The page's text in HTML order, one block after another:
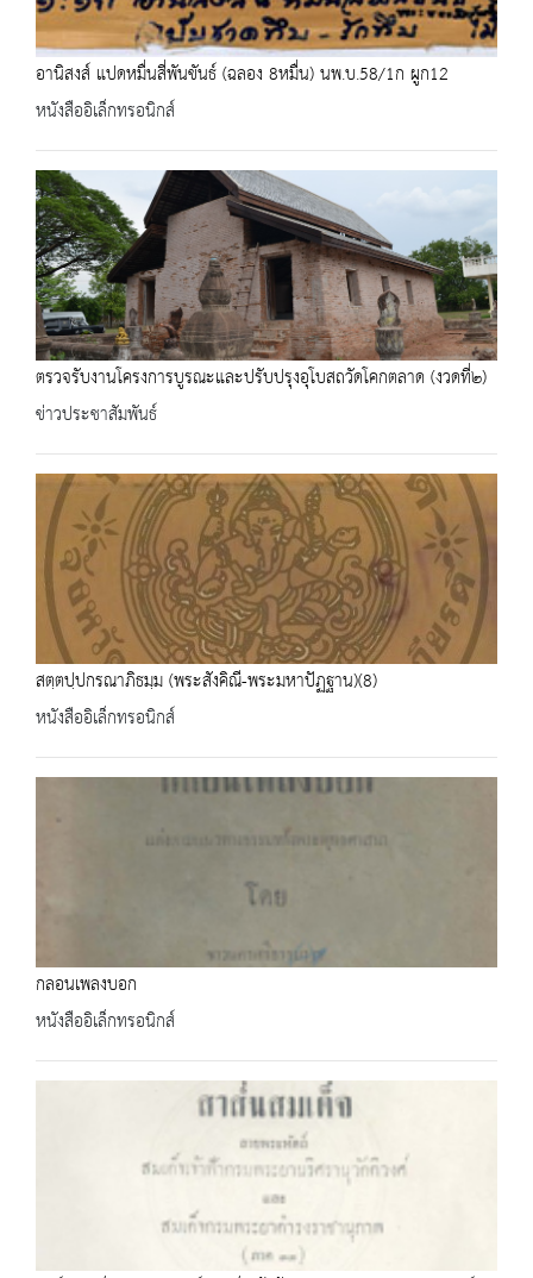
อานิสงส์ แปดหมื่นสี่พันขันธ์ (ฉลอง 8หมื่น) นพ.บ.58/1ก ผูก12
หนังสืออิเล็กทรอนิกส์
ตรวจรับงานโครงการบูรณะและปรับปรุงอุโบสถวัดโคกตลาด (งวดที่๒)
ข่าวประชาสัมพันธ์
สตฺตปฺปกรณาภิธมฺม (พระสังคิณี-พระมหาปัฏฐาน)(8)
หนังสืออิเล็กทรอนิกส์
กลอนเพลงบอก
หนังสืออิเล็กทรอนิกส์